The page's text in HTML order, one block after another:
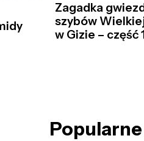
Zagadka
szybów
w Gizie – część